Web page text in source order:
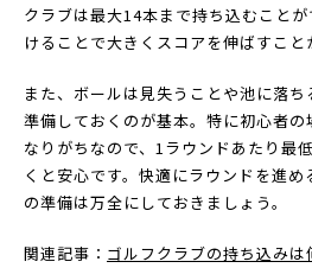
クラブは最大14本まで持ち込むこと
けることで大きくスコアを伸ばすこと
また、ボールは見失うことや池に落
準備しておくのが基本。特に初心者の
なりがちなので、1ラウンドあたり最
くと安心です。快適にラウンドを進
の準備は万全にしておきましょう。
関連記事： ゴルフクラブの持ち込み